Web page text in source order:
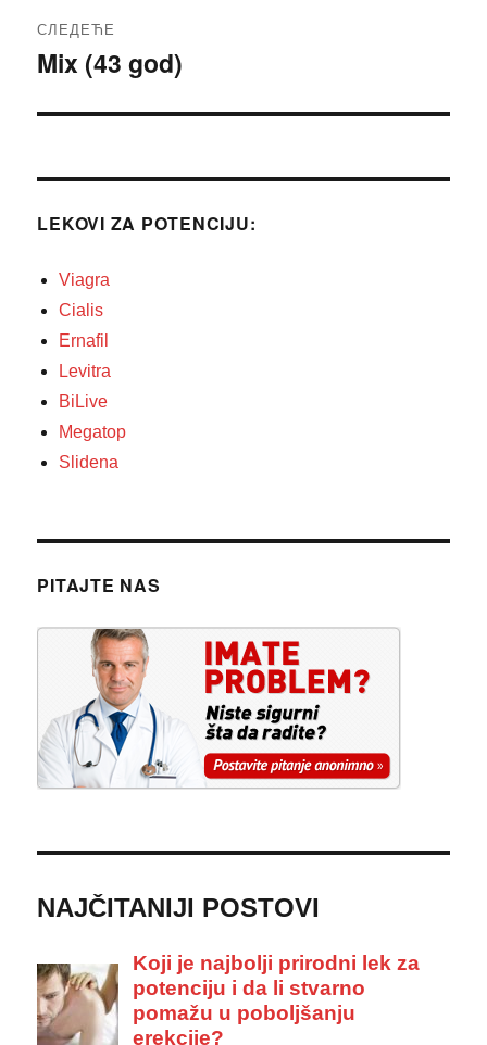
СЛЕДЕЋЕ
Следећи
Mix (43 god)
LEKOVI ZA POTENCIJU:
Viagra
Cialis
Ernafil
Levitra
BiLive
Megatop
Slidena
PITAJTE NAS
NAJČITANIJI POSTOVI